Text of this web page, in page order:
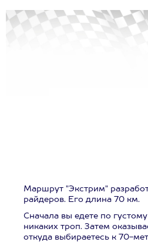
Маршрут "Экстрим"
райдеров. Его длина 70 км.
Сначала вы едете по
никаких троп. Затем
откуда выбираетесь к 70-